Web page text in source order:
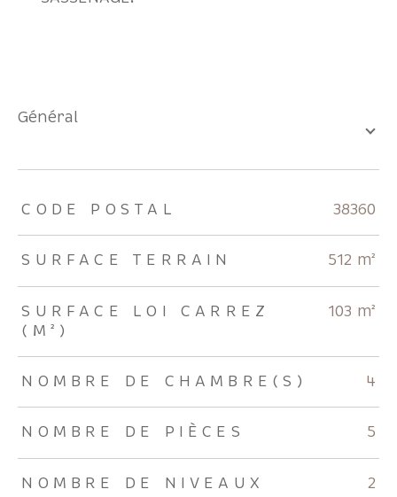
général
TRAD_ZEPHYR_Caracteristique TRAD_ZEPHYR_Valeurs
CODE POSTAL 38360
SURFACE TERRAIN 512 m²
SURFACE LOI CARREZ
(M²)
103 m²
NOMBRE DE CHAMBRE(S) 4
NOMBRE DE PIÈCES 5
NOMBRE DE NIVEAUX 2